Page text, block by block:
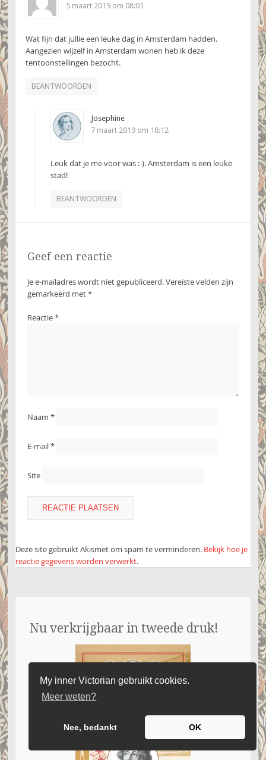
My inner Victorian gebruikt cookies.
Meer weten?
Nee, bedankt OK
5 maart 2019 om 08:01
Wat fijn dat jullie een leuke dag in Amsterdam hadden.
Aangezien wijzelf in Amsterdam wonen heb ik deze
tentoonstellingen bezocht.
BEANTWOORDEN
Josephine
7 maart 2019 om 18:12
Leuk dat je me voor was :-). Amsterdam is een leuke
stad!
BEANTWOORDEN
Geef een reactie
Je e-mailadres wordt niet gepubliceerd.Vereiste velden zijn
gemarkeerd met*
Reactie*
Naam *
E-mail*
Site
Deze site gebruikt Akismet om spam te verminderen. Bekijk hoe je
reactie gegevens worden verwerkt.
Nu verkrijgbaar in tweede druk!